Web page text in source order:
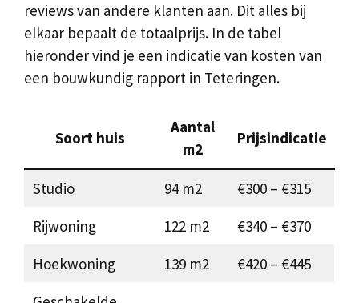
reviews van andere klanten aan. Dit alles bij
elkaar bepaalt de totaalprijs. In de tabel
hieronder vind je een indicatie van kosten van
een bouwkundig rapport in Teteringen.
Soort huis
Aantal
m2
Prijsindicatie
Studio 94 m2
€300 – €315
Rijwoning
122 m2
€340 – €370
Hoekwoning
139 m2
€420 – €445